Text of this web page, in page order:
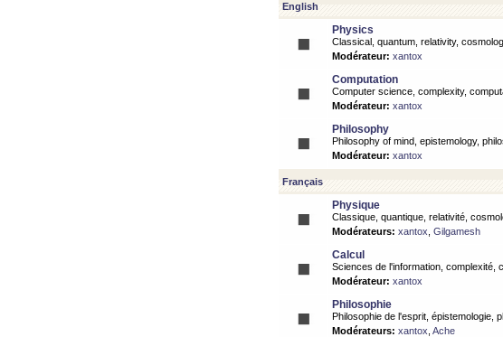
English
Physics
Classical, quantum, relativity,
Modérateur: xantox
Computation
Computer science, complexity,
Modérateur: xantox
Philosophy
Philosophy of mind, epistemology,
Modérateur: xantox
Français
Physique
Classique, quantique, relativité,
Modérateurs: xantox Gilgamesh
Calcul
Sciences de l'information, complexité,
Modérateur: xantox
Philosophie
Philosophie de l'esprit, épistemologie,
Modérateurs: xantox Ache